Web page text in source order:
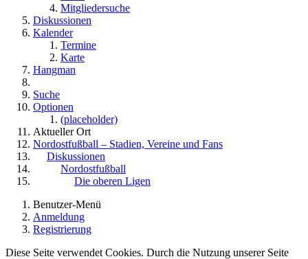
Mitgliedersuche
Diskussionen
Kalender
Termine
Karte
Hangman
Suche
Optionen
(placeholder)
Aktueller Ort
Nordostfußball – Stadien, Vereine und Fans
Diskussionen
Nordostfußball
Die oberen Ligen
Benutzer-Menü
Anmeldung
Registrierung
Diese Seite verwendet Cookies. Durch die Nutzung unserer Seite